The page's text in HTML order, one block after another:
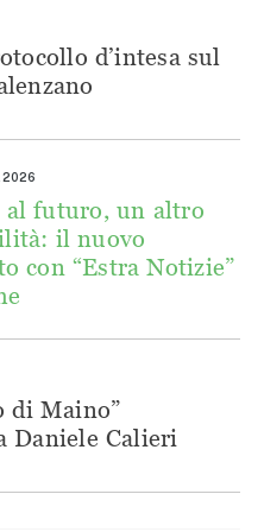
d’intesa sul
al futuro, un altro
il nuovo
con “Estra Notizie”
di Maino”
Daniele Calieri